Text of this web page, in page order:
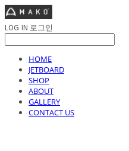
LOG IN 로그인
HOME
JETBOARD
SHOP
ABOUT
GALLERY
CONTACT US